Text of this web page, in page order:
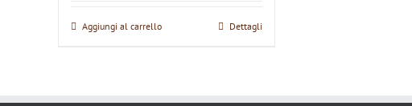
Aggiungi al carrello Dettagli